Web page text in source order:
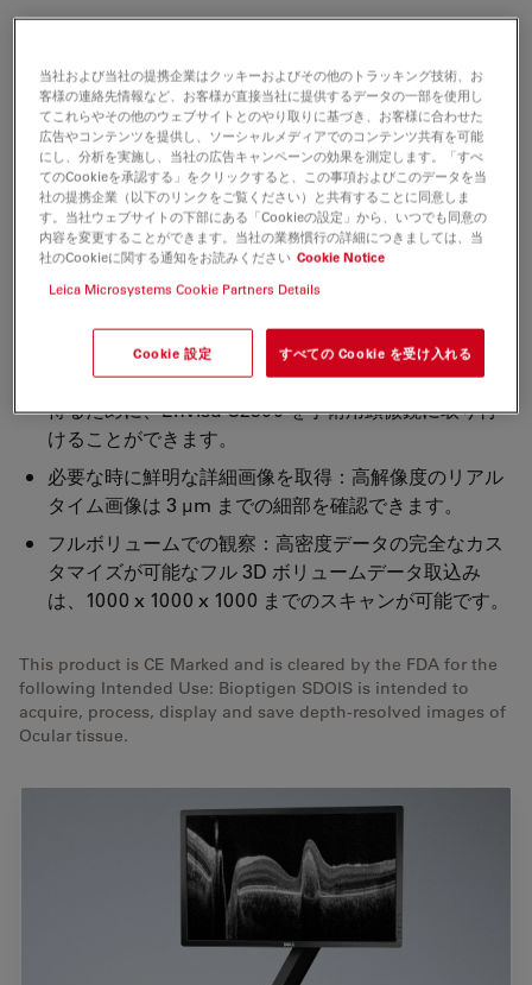
（OCT）画像を、必要とされる場所で迅速に取得して観
察可能です。患者様に優しい非接触型の Envisu C2300 シ
ステムは、早産児にも適します。このシステムは、眼の生
理学的および病理学的状態の診断の補助機器としてお使い
いただけるハンドヘルド式 OCT ソリューションです。
患者様の元へ移動可能な OCT：ハンドヘルド式の
OCT スキャンヘッドと移動用カートにより、ICU から
像を取得できます。
信頼性あるフォーカス：確実で高品質のライブ画像を
得るために、Envisu C2300 を手術用顕微鏡に取り付
けることができます。
必要な時に鮮明な詳細画像を取得：高解像度のリアル
タイム画像は 3 μm までの細部を確認できます。
フルボリュームでの観察：高密度データの完全なカス
タマイズが可能なフル 3D ボリュームデータ取込み
は、1000 x 1000 x 1000 までのスキャンが可能です。
This product is CE Marked and is cleared by the FDA for the
following Intended Use: Bioptigen SDOIS is intended to
acquire, process, display and save depth-resolved images of
Ocular tissue.
当社および当社の提携企業はクッキーおよびその他のトラッキング技術、お
客様の連絡先情報など、お客様が直接当社に提供するデータの一部を使用し
てこれらやその他のウェブサイトとのやり取りに基づき、お客様に合わせた
広告やコンテンツを提供し、ソーシャルメディアでのコンテンツ共有を可能
にし、分析を実施し、当社の広告キャンペーンの効果を測定します。「すべ
てのCookieを承認する」をクリックすると、この事項およびこのデータを当
社の提携企業（以下のリンクをご覧ください）と共有することに同意しま
す。当社ウェブサイトの下部にある「Cookieの設定」から、いつでも同意の
内容を変更することができます。当社の業務慣行の詳細につきましては、当
社のCookieに関する通知をお読みください Cookie Notice
Leica Microsystems Cookie Partners Details
Cookie 設定 すべての Cookie を受け入れる